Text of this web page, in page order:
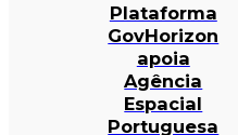
Plataforma
GovHorizon
apoia
Agência
Espacial
Portuguesa